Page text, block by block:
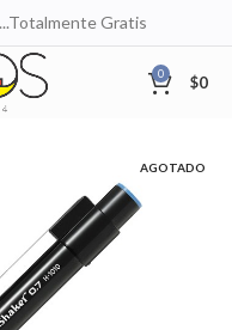
Gratis
0 $0
AGOTADO